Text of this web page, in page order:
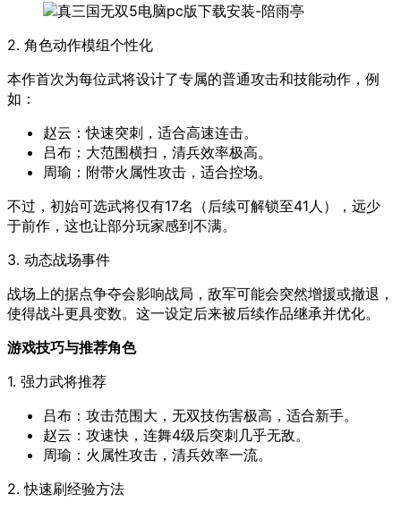
2. 角色动作模组个性化
本作首次为每位武将设计了专属的普通攻击和技能动作，例
如：
赵云：快速突刺，适合高速连击。
吕布：大范围横扫，清兵效率极高。
周瑜：附带火属性攻击，适合控场。
不过，初始可选武将仅有17名（后续可解锁至41人），远少
于前作，这也让部分玩家感到不满。
3. 动态战场事件
战场上的据点争夺会影响战局，敌军可能会突然增援或撤退，
使得战斗更具变数。这一设定后来被后续作品继承并优化。
游戏技巧与推荐角色
1. 强力武将推荐
吕布：攻击范围大，无双技伤害极高，适合新手。
赵云：攻速快，连舞4级后突刺几乎无敌。
周瑜：火属性攻击，清兵效率一流。
2. 快速刷经验方法